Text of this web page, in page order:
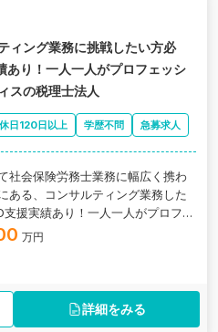
ィング業務に挑戦したい方必
あり！一人一人がプロフェッシ
スの税理士法人
日120日以上 学歴不問 急募求人
社会保険労務士業務に幅広く携わ
ある、コンサルティング業務した
援実績あり！一人一人がプロフェ
の求人です。
万円
詳細をみる